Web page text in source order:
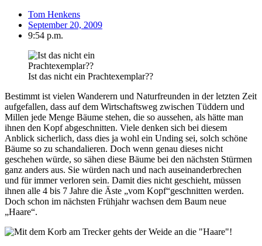
Tom Henkens
September 20, 2009
9:54 p.m.
Ist das nicht ein Prachtexemplar??
Bestimmt ist vielen Wanderern und Naturfreunden in der letzten Zeit
aufgefallen, dass auf dem Wirtschaftsweg zwischen Tüddern und
Millen jede Menge Bäume stehen, die so aussehen, als hätte man
ihnen den Kopf abgeschnitten. Viele denken sich bei diesem
Anblick sicherlich, dass dies ja wohl ein Unding sei, solch schöne
Bäume so zu schandalieren. Doch wenn genau dieses nicht
geschehen würde, so sähen diese Bäume bei den nächsten Stürmen
ganz anders aus. Sie würden nach und nach auseinanderbrechen
und für immer verloren sein. Damit dies nicht geschieht, müssen
ihnen alle 4 bis 7 Jahre die Äste „vom Kopf“geschnitten werden.
Doch schon im nächsten Frühjahr wachsen dem Baum neue
„Haare“.